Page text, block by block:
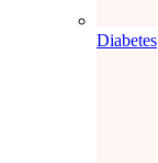
Diabetes